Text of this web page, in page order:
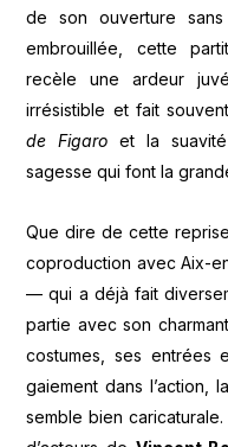
de son ouverture
embrouillée, cette
recèle une ardeur
irrésistible et fait
de Figaro et la
sagesse qui font la
Que dire de cette
coproduction avec Aix-
— qui a déjà fait
partie avec son
costumes, ses entrées
gaiement dans l’action,
semble bien